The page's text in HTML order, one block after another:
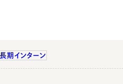
長期インターン